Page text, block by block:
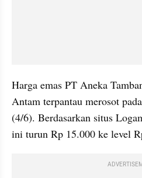
Harga emas PT Aneka
Antam terpantau merosot
(4/6). Berdasarkan situs
ini turun Rp 15.000 ke level